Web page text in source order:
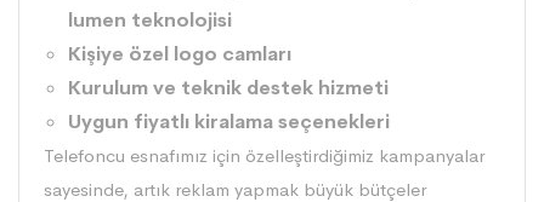
lumen teknolojisi
Kişiye özel logo camları
Kurulum ve teknik destek hizmeti
Uygun fiyatlı kiralama seçenekleri
Telefoncu esnafımız için özelleştirdiğimiz kampanyalar
sayesinde, artık reklam yapmak büyük bütçeler